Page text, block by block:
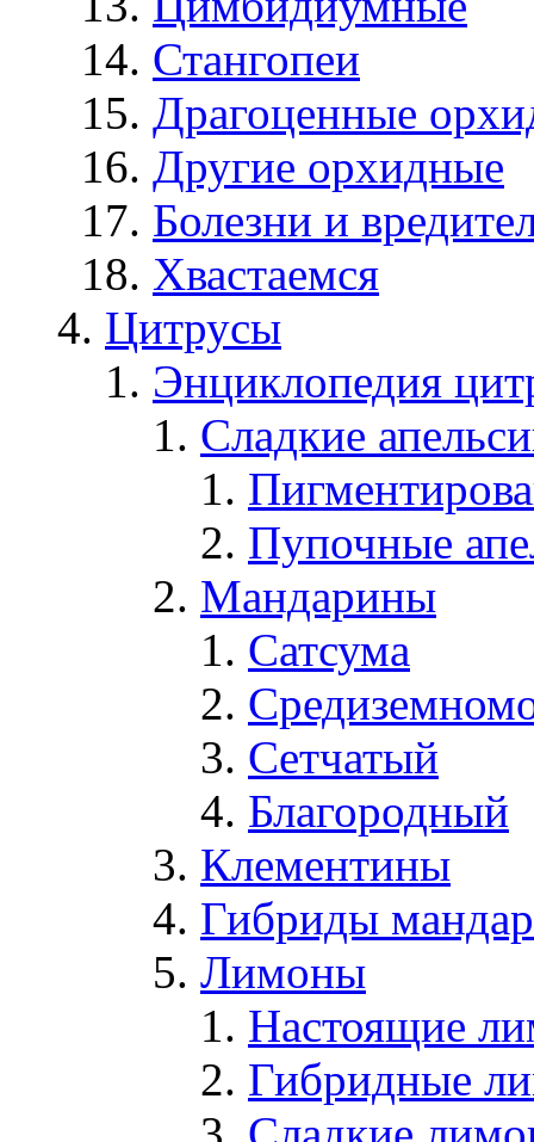
Стангопеи
Драгоценные
Другие орхидные
Болезни и
Хвастаемся
Цитрусы
Энциклопедия
Сладкие
Пупочные
Мандарины
Сатсума
Сетчатый
Благородный
Клементины
Гибриды
Лимоны
Настоящие
Гибридные